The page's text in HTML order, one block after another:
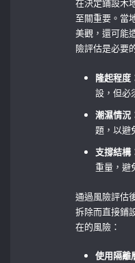
在決定鋪設木
至關重要。當
美觀，還可能
險評估是必要
隆起程度
設，但必
潮濕情況
題，以避
支撐結構
重量，避
通過風險評估
拆除而直接鋪
在的風險：
使用隔離